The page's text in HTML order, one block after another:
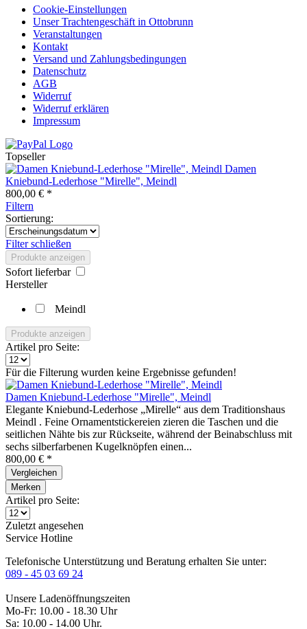
Cookie-Einstellungen
Unser Trachtengeschäft in Ottobrunn
Veranstaltungen
Kontakt
Versand und Zahlungsbedingungen
Datenschutz
AGB
Widerruf
Widerruf erklären
Impressum
Topseller
Damen
Kniebund-Lederhose "Mirelle", Meindl
800,00 € *
Filtern
Sortierung:
Filter schließen
Produkte anzeigen
Sofort lieferbar
Hersteller
Meindl
Produkte anzeigen
Artikel pro Seite:
Für die Filterung wurden keine Ergebnisse gefunden!
Damen Kniebund-Lederhose "Mirelle", Meindl
Elegante Kniebund-Lederhose „Mirelle“ aus dem Traditionshaus
Meindl . Feine Ornamentstickereien zieren die Taschen und die
seitlichen Nähte bis zur Rückseite, während der Beinabschluss mit
sechs silberfarbenen Kugelknöpfen einen...
800,00 € *
Vergleichen
Merken
Artikel pro Seite:
Zuletzt angesehen
Service Hotline
Telefonische Unterstützung und Beratung erhalten Sie unter:
089 - 45 03 69 24
Unsere Ladenöffnungszeiten
Mo-Fr: 10.00 - 18.30 Uhr
Sa: 10.00 - 14.00 Uhr.